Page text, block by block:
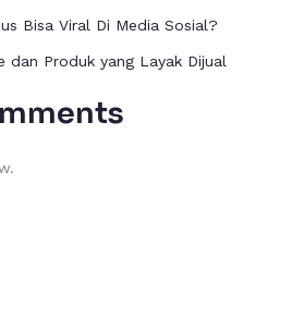
Bisa Viral Di Media Sosial?
dan Produk yang Layak Dijual